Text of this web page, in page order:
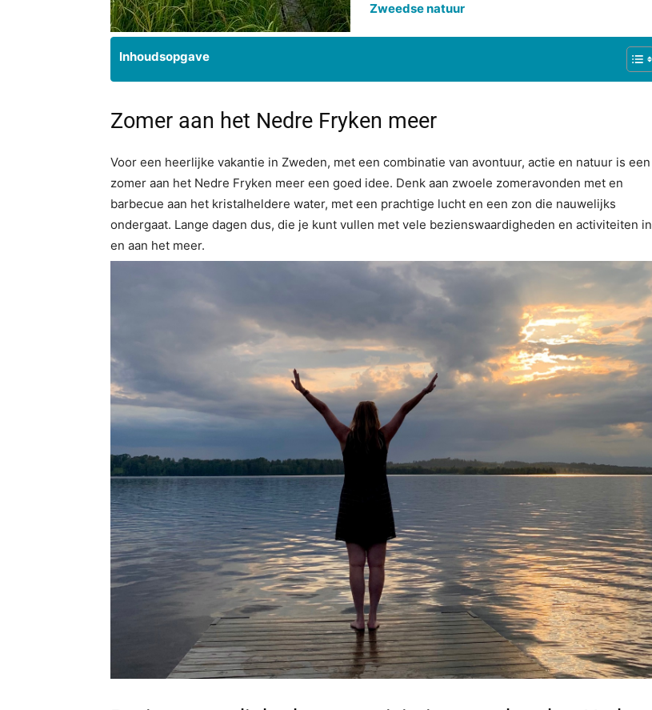
Zweedse natuur
Inhoudsopgave
Zomer aan het Nedre Fryken meer
Voor een heerlijke vakantie in Zweden, met een combinatie van avontuur, actie en natuur is een
zomer aan het Nedre Fryken meer een goed idee. Denk aan zwoele zomeravonden met en
barbecue aan het kristalheldere water, met een prachtige lucht en een zon die nauwelijks
ondergaat. Lange dagen dus, die je kunt vullen met vele bezienswaardigheden en activiteiten in
en aan het meer.